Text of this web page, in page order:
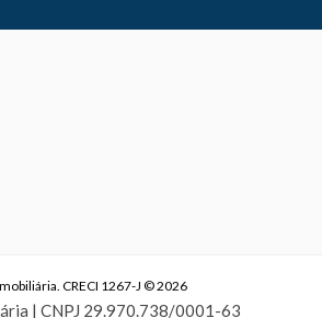
CRECI 1267-J © 2026
| CNPJ 29.970.738/0001-63